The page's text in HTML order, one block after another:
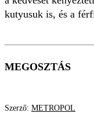
kutyusuk is, és a
MEGOSZTÁS
Szerző: METROPOL